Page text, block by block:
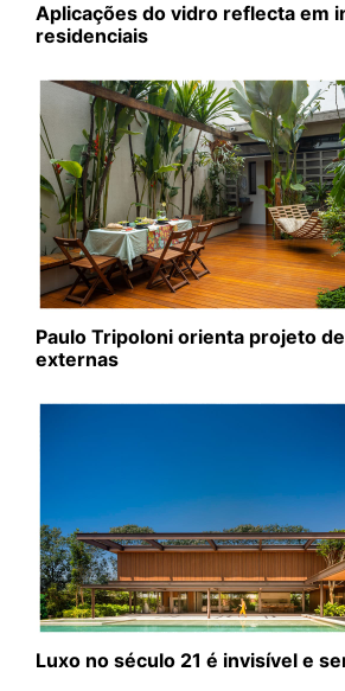
Aplicações do vidro reflecta em
residenciais
Paulo Tripoloni orienta projeto
externas
Luxo no século 21 é invisível e